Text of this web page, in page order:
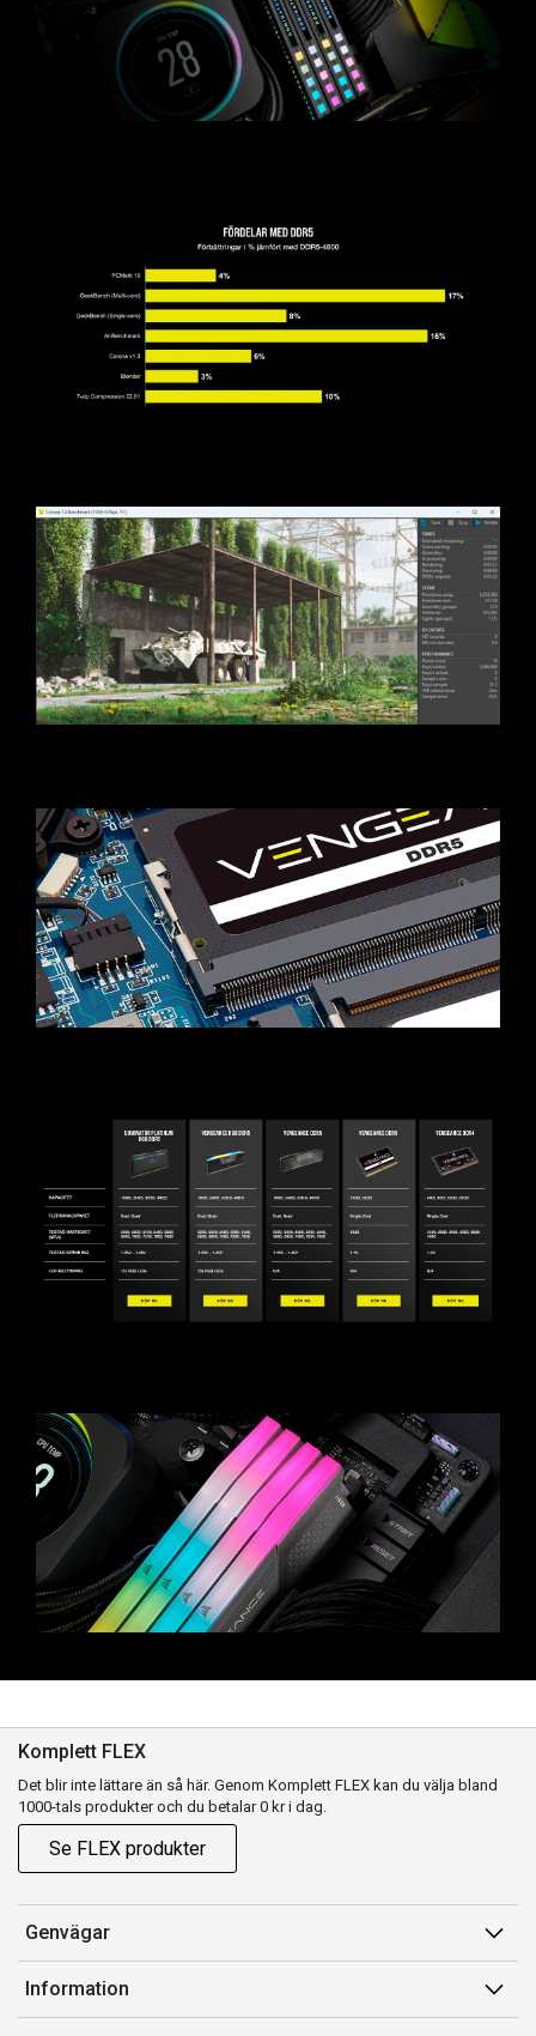
Komplett FLEX
Det blir inte lättare än så här. Genom Komplett FLEX kan du välja bland
1000-tals produkter och du betalar 0 kr i dag.
Se FLEX produkter
Genvägar
Konto
Orderhistorik
Information